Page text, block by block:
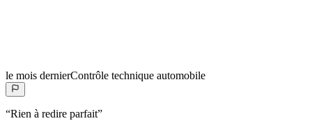
le mois dernierContrôle technique automobile
“Rien à redire parfait”